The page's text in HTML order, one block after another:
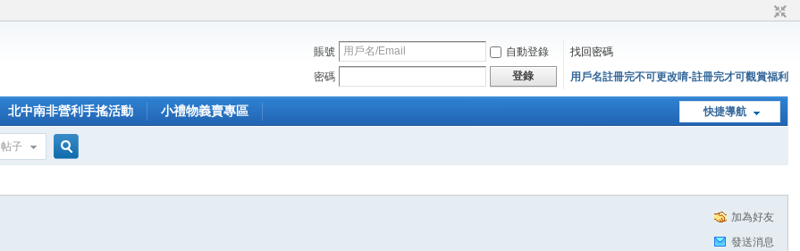
賬號 自動登錄
找回密碼
密碼
登錄 用戶名註冊完不可更改唷-註冊完才可觀賞福利
快捷導航
北中南非營利手搖活動 小禮物義賣專區
帖子
加為好友
發送消息